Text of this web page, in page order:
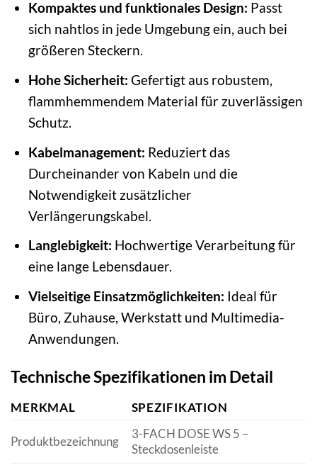
Kompaktes und funktionales Design: Passt
sich nahtlos in jede Umgebung ein, auch bei
größeren Steckern.
Hohe Sicherheit: Gefertigt aus robustem,
flammhemmendem Material für zuverlässigen
Schutz.
Kabelmanagement: Reduziert das
Durcheinander von Kabeln und die
Notwendigkeit zusätzlicher
Verlängerungskabel.
Langlebigkeit: Hochwertige Verarbeitung für
eine lange Lebensdauer.
Vielseitige Einsatzmöglichkeiten: Ideal für
Büro, Zuhause, Werkstatt und Multimedia-
Anwendungen.
Technische Spezifikationen im Detail
MERKMAL SPEZIFIKATION
Produktbezeichnung
3-FACH DOSE WS 5 –
Steckdosenleiste